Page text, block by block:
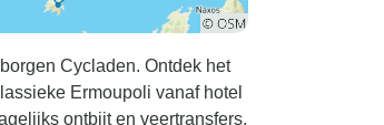
Cycladen. Ontdek het
Ermoupoli vanaf hotel
ontbijt en veertransfers.